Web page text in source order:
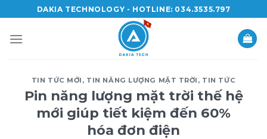
to
content
DAKIA TECHNOLOGY - HOTLINE: 034.3535.797
TIN TỨC MỚI , TIN NĂNG LƯỢNG MẶT TRỜI , TIN TỨC
Pin năng lượng mặt trời thế hệ
mới giúp tiết kiệm đến 60%
hóa đơn điện